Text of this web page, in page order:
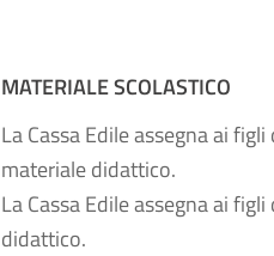
MATERIALE SCOLASTICO
La Cassa Edile assegna ai
materiale didattico.
La Cassa Edile assegna ai
didattico.